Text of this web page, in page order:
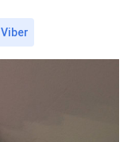
Viber